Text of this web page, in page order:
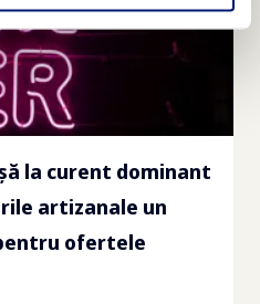
la curent dominant
artizanale un
ofertele